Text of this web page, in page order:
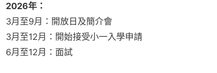
2026年：
3月至9月：開放日及簡介會
3月至12月：開始接受小一入學申請
6月至12月：面試